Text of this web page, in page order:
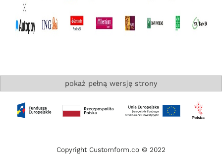
pokaż pełną wersję strony
Copyright Customform.co © 2022